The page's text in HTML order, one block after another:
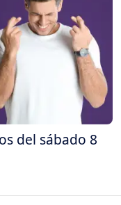
del sábado 8